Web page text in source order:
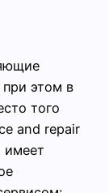
этом в
того
and repair
имеет